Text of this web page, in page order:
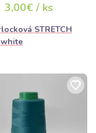
3,00€ / ks
STRETCH
white